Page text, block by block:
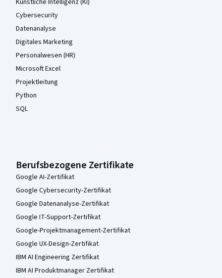
Cybersecurity
Datenanalyse
Digitales Marketing
Personalwesen (HR)
Microsoft Excel
Projektleitung
Python
SQL
Berufsbezogene Zertifikate
Google AI-Zertifikat
Google Cybersecurity-Zertifikat
Google Datenanalyse-Zertifikat
Google IT-Support-Zertifikat
Google-Projektmanagement-Zertifikat
Google UX-Design-Zertifikat
IBM AI Engineering Zertifikat
IBM AI Produktmanager Zertifikat